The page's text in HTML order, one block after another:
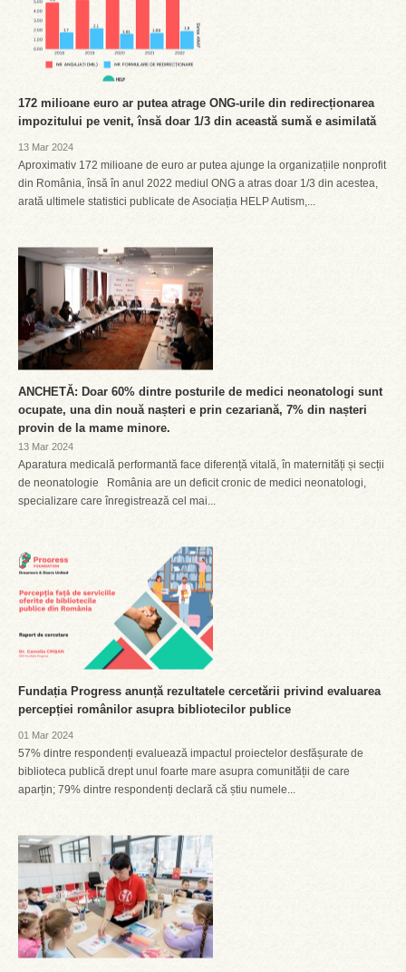
172 milioane euro ar putea atrage ONG-urile din redirecționarea
impozitului pe venit, însă doar 1/3 din această sumă e asimilată
13 Mar 2024
Aproximativ 172 milioane de euro ar putea ajunge la organizațiile nonprofit
din România, însă în anul 2022 mediul ONG a atras doar 1/3 din acestea,
arată ultimele statistici publicate de Asociația HELP Autism,...
ANCHETĂ: Doar 60% dintre posturile de medici neonatologi sunt
ocupate, una din nouă nașteri e prin cezariană, 7% din nașteri
provin de la mame minore.
13 Mar 2024
Aparatura medicală performantă face diferență vitală, în maternități și secții
de neonatologie România are un deficit cronic de medici neonatologi,
specializare care înregistrează cel mai...
Fundația Progress anunță rezultatele cercetării privind evaluarea
percepției românilor asupra bibliotecilor publice
01 Mar 2024
57% dintre respondenți evaluează impactul proiectelor desfășurate de
biblioteca publică drept unul foarte mare asupra comunității de care
aparțin; 79% dintre respondenți declară că știu numele...